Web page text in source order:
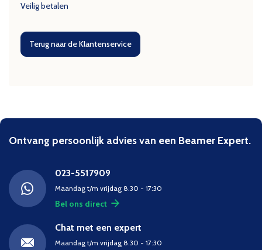
Veilig betalen
Terug naar de Klantenservice
Ontvang persoonlijk advies van een Beamer Expert.
023-5517909
Maandag t/m vrijdag 8.30 - 17:30
Bel ons direct
Chat met een expert
Maandag t/m vrijdag 8.30 - 17:30